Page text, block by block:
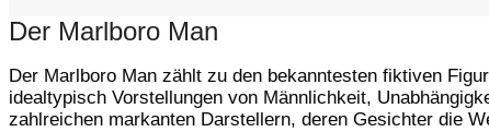
Der Marlboro Man
Der Marlboro Man zählt zu den bekanntesten fiktiven
idealtypisch Vorstellungen von Männlichkeit,
zahlreichen markanten Darstellern, deren Gesichter die